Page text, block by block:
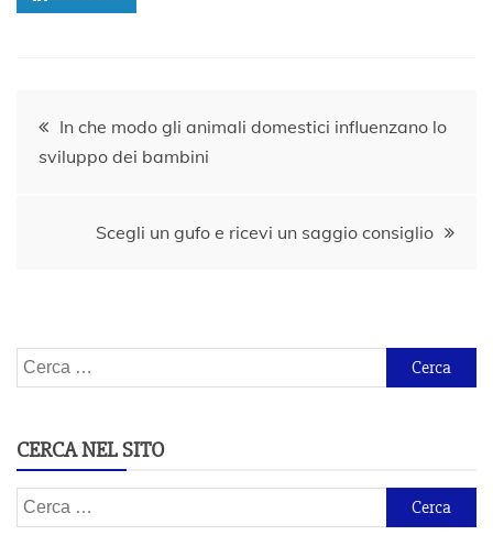
Navigazione
articoli
In che modo gli animali domestici influenzano lo
sviluppo dei bambini
Scegli un gufo e ricevi un saggio consiglio
Ricerca
per:
CERCA NEL SITO
Ricerca
per: